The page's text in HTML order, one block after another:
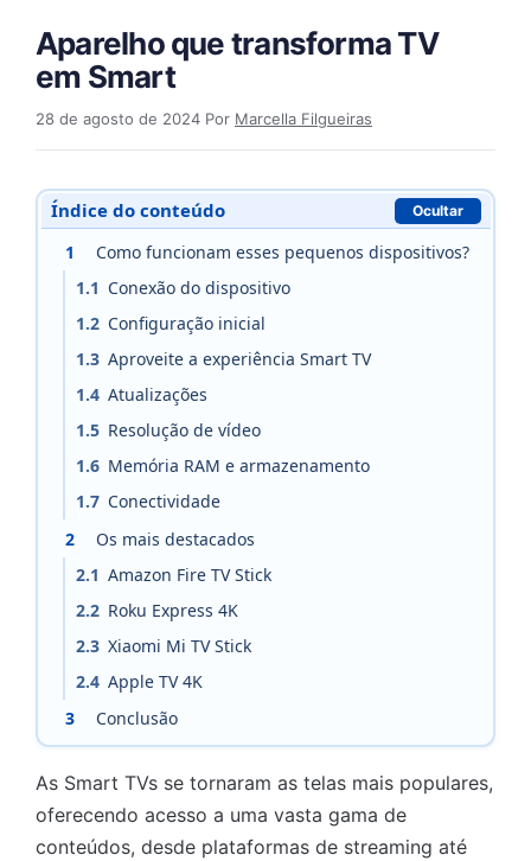
Aparelho que transforma TV
em Smart
28 de agosto de 2024 Por Marcella Filgueiras
Índice do conteúdo Ocultar
1
Como funcionam esses pequenos dispositivos?
1.1 Conexão do dispositivo
1.2 Configuração inicial
1.3 Aproveite a experiência Smart TV
1.4 Atualizações
1.5 Resolução de vídeo
1.6 Memória RAM e armazenamento
1.7 Conectividade
2
Os mais destacados
2.1 Amazon Fire TV Stick
2.2 Roku Express 4K
2.3 Xiaomi Mi TV Stick
2.4 Apple TV 4K
3
Conclusão
As Smart TVs se tornaram as telas mais populares,
oferecendo acesso a uma vasta gama de
conteúdos, desde plataformas de streaming até